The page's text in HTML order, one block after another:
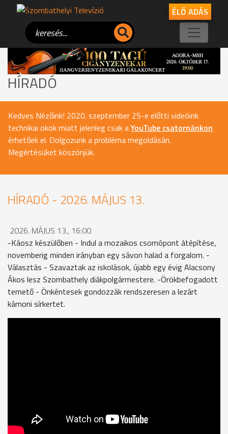
ÉLŐ ADÁS
HÍRADÓ
Kedves Nézőink! 2020. szeptember 25-e előtti videóink
technikai okok miatt jelenleg csak aYouTube csatornánkon
érhetőek el. Dolgozunk a probléma megoldásán.
Megértésüket köszönjük.
HÍRADÓ - 2026. MÁJUS 13.
2026. MÁJUS 13., 16:00
-Káosz készülőben - Indul a mozaikos csomópont átépítése,
novemberig minden irányban egy sávon halad a forgalom. -
Választás - Szavaztak az iskolások, újabb egy évig Alacsony
Ákos lesz Szombathely diákpolgármestere. -Örökbefogadott
temető - Önkéntesek gondozzák rendszeresen a lezárt
kámoni sírkertet.